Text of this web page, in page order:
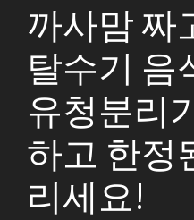
까사맘 짜
탈수기 음
유청분리
하고 한정
리세요!